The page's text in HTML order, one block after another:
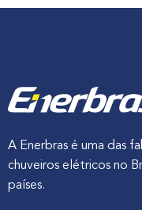
A Enerbras é uma das
chuveiros elétricos no
países.